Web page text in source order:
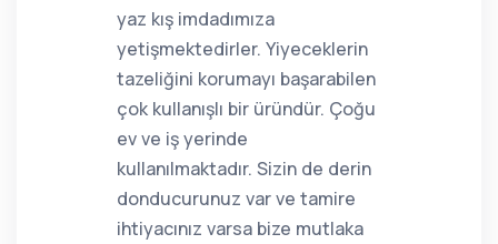
yaz kış imdadımıza
yetişmektedirler. Yiyeceklerin
tazeliğini korumayı başarabilen
çok kullanışlı bir üründür. Çoğu
ev ve iş yerinde
kullanılmaktadır. Sizin de derin
donducurunuz var ve tamire
ihtiyacınız varsa bize mutlaka